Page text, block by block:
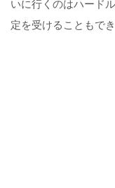
いに行くのはハード
定を受けることもで